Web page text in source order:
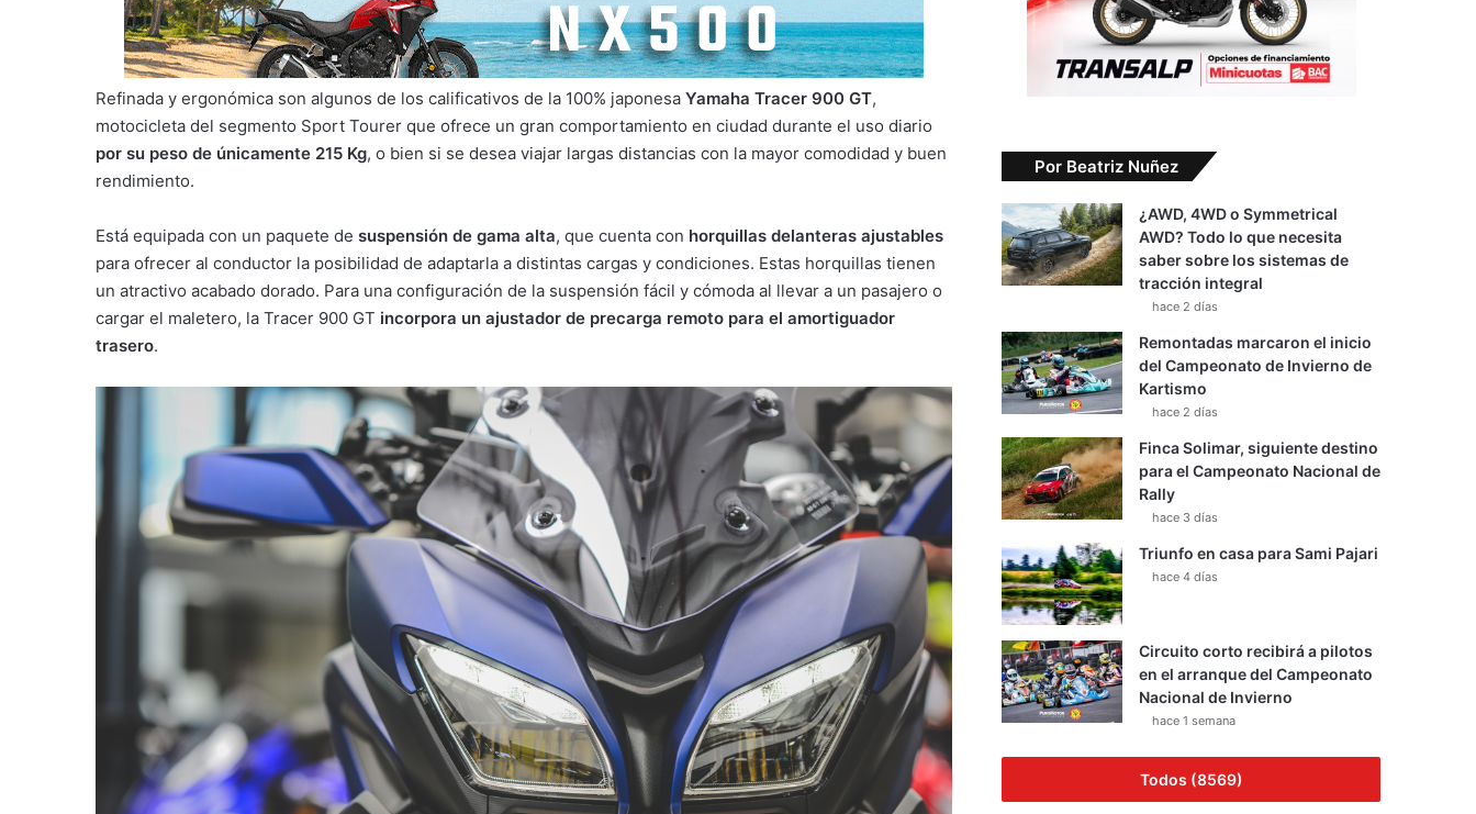
Refinada y ergonómica son algunos de los calificativos de la 100% japonesa Yamaha Tracer 900 GT,
motocicleta del segmento Sport Tourer que ofrece un gran comportamiento en ciudad durante el uso diario
por su peso de únicamente 215 Kg, o bien si se desea viajar largas distancias con la mayor comodidad y buen
rendimiento.
Está equipada con un paquete de suspensión de gama alta, que cuenta con horquillas delanteras ajustables
para ofrecer al conductor la posibilidad de adaptarla a distintas cargas y condiciones. Estas horquillas tienen
un atractivo acabado dorado. Para una configuración de la suspensión fácil y cómoda al llevar a un pasajero o
cargar el maletero, la Tracer 900 GT incorpora un ajustador de precarga remoto para el amortiguador
trasero.
Por Beatriz Nuñez
¿AWD, 4WD o Symmetrical
AWD? Todo lo que necesita
saber sobre los sistemas de
tracción integral
hace 2 días
Remontadas marcaron el inicio
del Campeonato de Invierno de
Kartismo
hace 2 días
Finca Solimar, siguiente destino
para el Campeonato Nacional de
Rally
hace 3 días
Triunfo en casa para Sami Pajari
hace 4 días
Circuito corto recibirá a pilotos
en el arranque del Campeonato
Nacional de Invierno
hace 1 semana
Todos (8569)